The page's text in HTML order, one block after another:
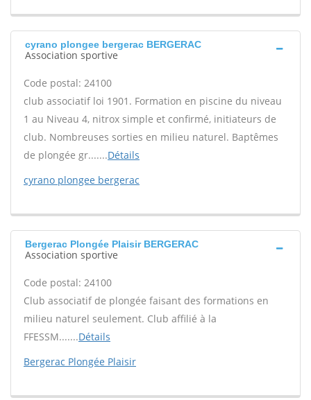
cyrano plongee bergerac BERGERAC
Association sportive
Code postal: 24100
club associatif loi 1901. Formation en piscine du niveau
1 au Niveau 4, nitrox simple et confirmé, initiateurs de
club. Nombreuses sorties en milieu naturel. Baptêmes
de plongée gr.......Détails
cyrano plongee bergerac
Bergerac Plongée Plaisir BERGERAC
Association sportive
Code postal: 24100
Club associatif de plongée faisant des formations en
milieu naturel seulement. Club affilié à la
FFESSM.......Détails
Bergerac Plongée Plaisir